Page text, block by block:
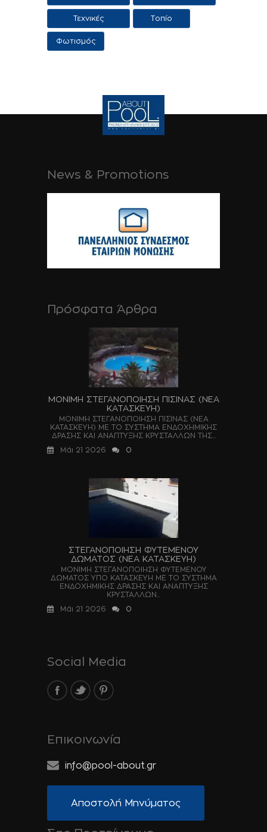
πισίνας
τοπίου
Τεχνικές
Εφαρμογες
Τοπίο
Φωτισμός
News & Promotions
Πρόσφατα Άρθρα
ΜΟΝΙΜΗ ΣΤΕΓΑΝΟΠΟΙΗΣΗ ΠΙΣΙΝΑΣ (ΝΕΑ
ΚΑΤΑΣΚΕΥΗ)
ΜΟΝΙΜΗ ΣΤΕΓΑΝΟΠΟΙΗΣΗ ΠΙΣΙΝΑΣ (ΝΕΑ
ΚΑΤΑΣΚΕΥΗ) ΜΕ ΤΟ ΣΥΣΤΗΜΑ ΕΝΔΟΧΗΜΙΚΗΣ
ΔΡΑΣΗΣ ΚΑΙ ΑΝΑΠΤΥΞΗΣ ΚΡΥΣΤΑΛΛΩΝ ΤΗΣ...
Μάι 21 2026
0
ΣΤΕΓΑΝΟΠΟΙΗΣΗ ΦΥΤΕΜΕΝΟΥ
ΔΩΜΑΤΟΣ (ΝΕΑ ΚΑΤΑΣΚΕΥΗ)
ΜΟΝΙΜΗ ΣΤΕΓΑΝΟΠΟΙΗΣΗ ΦΥΤΕΜΕΝΟΥ
ΔΩΜΑΤΟΣ ΥΠΟ ΚΑΤΑΣΚΕΥΗ ΜΕ ΤΟ ΣΥΣΤΗΜΑ
ΕΝΔΟΧΗΜΙΚΗΣ ΔΡΑΣΗΣ ΚΑΙ ΑΝΑΠΤΥΞΗΣ
ΚΡΥΣΤΑΛΛΩΝ...
Μάι 21 2026
0
Social Media
Επικοινωνία
info@pool-about.gr
Αποστολή Μηνύματος